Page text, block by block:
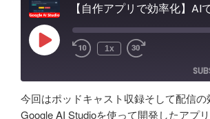
な
返
イ
デ
ス
術
ャ
が
Play
Episode 1x
Amazon
Apple
SHARE
今回はポッドキャスト収録そして配信の
Google AI Studioを使って開発したアプ